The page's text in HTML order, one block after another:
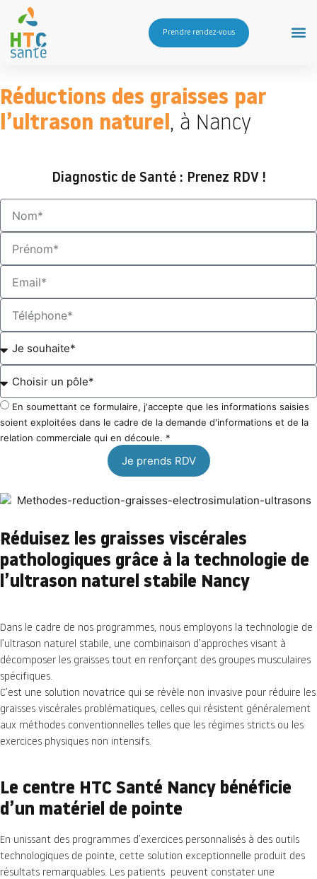
Prendre rendez-vous
Réductions des graisses par
l’ultrason naturel, à Nancy
Diagnostic de Santé : Prenez RDV !
En soumettant ce formulaire, j'accepte que les informations saisies
soient exploitées dans le cadre de la demande d'informations et de la
relation commerciale qui en découle. *
Je prends RDV
Réduisez les graisses viscérales
pathologiques grâce à la technologie de
l’ultrason naturel stabile Nancy
Dans le cadre de nos programmes, nous employons la technologie de
l’ultrason naturel stabile, une combinaison d’approches visant à
décomposer les graisses tout en renforçant des groupes musculaires
spécifiques.
C’est une solution novatrice qui se révèle non invasive pour réduire les
graisses viscérales problématiques, celles qui résistent généralement
aux méthodes conventionnelles telles que les régimes stricts ou les
exercices physiques non intensifs.
Le centre HTC Santé Nancy bénéficie
d’un matériel de pointe
En unissant des programmes d’exercices personnalisés à des outils
technologiques de pointe, cette solution exceptionnelle produit des
résultats remarquables. Les patients peuvent constater une